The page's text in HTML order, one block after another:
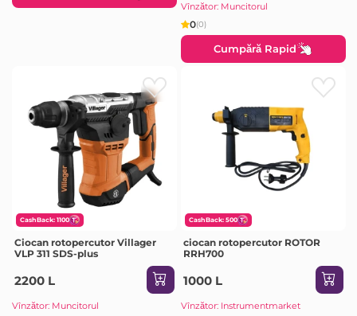
Vînzător: Muncitorul
0(0)
Cumpără Rapid
CashBack: 1100
Ciocan rotopercutor Villager
VLP 311 SDS-plus
2200 L
Vînzător: Muncitorul
CashBack: 500
ciocan rotopercutor ROTOR
RRH700
1000 L
Vînzător: Instrumentmarket